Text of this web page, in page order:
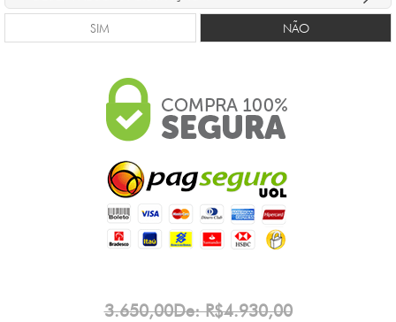
SIM NÃO
3.650,00De: R$4.930,00